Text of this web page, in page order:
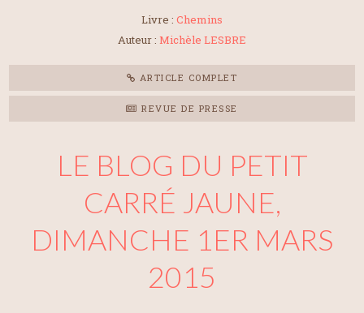
Livre : Chemins
Auteur : Michèle LESBRE
ARTICLE COMPLET
REVUE DE PRESSE
LE BLOG DU PETIT
CARRÉ JAUNE,
DIMANCHE 1ER MARS
2015